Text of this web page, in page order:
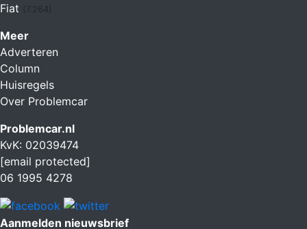
Fiat (7.264)
Meer
Adverteren
Column
Huisregels
Over Problemcar
Problemcar.nl
KvK: 02039474
[email protected]
06 1995 4278
Aanmelden nieuwsbrief